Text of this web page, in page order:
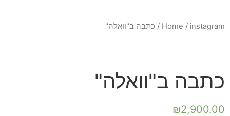
Home / instagram / כתבה ב"וואלה"
כתבה ב"וואלה"
₪2,900.00